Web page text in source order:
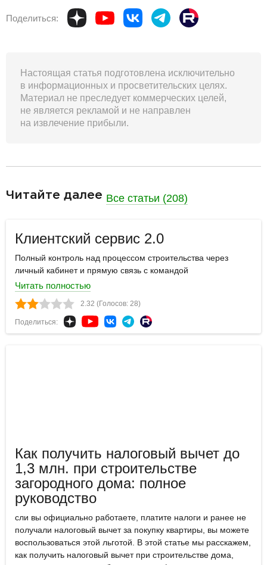
Поделиться:
Настоящая статья подготовлена исключительно
в информационных и просветительских целях.
Материал не преследует коммерческих целей,
не является рекламой и не направлен
на извлечение прибыли.
Читайте далее Все статьи (208)
Клиентский сервис 2.0
Полный контроль над процессом строительства через
личный кабинет и прямую связь с командой
Читать полностью
2.32 (Голосов: 28)
Поделиться:
Как получить налоговый вычет до
1,3 млн. при строительстве
загородного дома: полное
руководство
сли вы официально работаете, платите налоги и ранее не
получали налоговый вычет за покупку квартиры, вы можете
воспользоваться этой льготой. В этой статье мы расскажем,
как получить налоговый вычет при строительстве дома,